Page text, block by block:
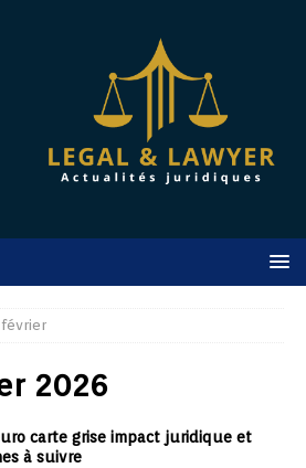
février
2026
carte grise impact juridique et
à suivre